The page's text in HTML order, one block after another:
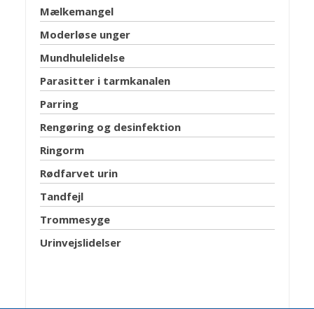
Mælkemangel
Moderløse unger
Mundhulelidelse
Parasitter i tarmkanalen
Parring
Rengøring og desinfektion
Ringorm
Rødfarvet urin
Tandfejl
Trommesyge
Urinvejslidelser